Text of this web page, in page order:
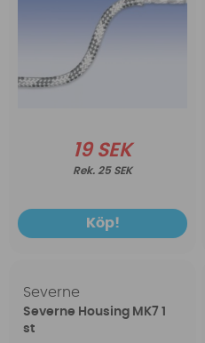
19 SEK
25 SEK
Köp!
Severne
Severne Housing MK7 1
st